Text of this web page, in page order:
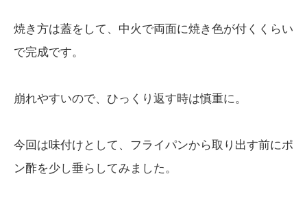
焼き方は蓋をして、中火で両面に焼き色が付くくらい
で完成です。
崩れやすいので、ひっくり返す時は慎重に。
今回は味付けとして、フライパンから取り出す前にポ
ン酢を少し垂らしてみました。